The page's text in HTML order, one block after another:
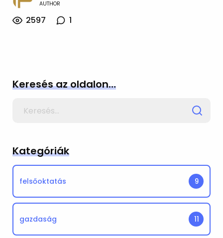
AUTHOR
2597 1
Keresés az oldalon…
Kategóriák
felsőoktatás 9
gazdaság 11